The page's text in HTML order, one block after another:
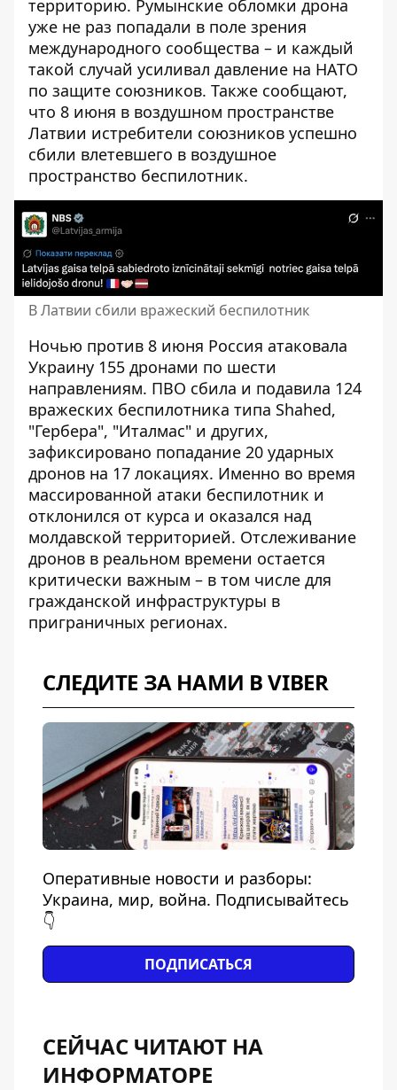
территорию. Румынские обломки дрона
уже не раз попадали в поле зрения
международного сообщества – и каждый
такой случай усиливал давление на НАТО
по защите союзников. Также сообщают,
что 8 июня в воздушном пространстве
Латвии истребители союзников успешно
сбили влетевшего в воздушное
пространство беспилотник.
В Латвии сбили вражеский беспилотник
Ночью против 8 июня Россия атаковала
Украину 155 дронами по шести
направлениям. ПВО сбила и подавила 124
вражеских беспилотника типа Shahed,
"Гербера", "Италмас" и других,
зафиксировано попадание 20 ударных
дронов на 17 локациях. Именно во время
массированной атаки беспилотник и
отклонился от курса и оказался над
молдавской территорией. Отслеживание
дронов в реальном времени остается
критически важным – в том числе для
гражданской инфраструктуры в
приграничных регионах.
СЛЕДИТЕ ЗА НАМИ В VIBER
Оперативные новости и разборы:
Украина, мир, война. Подписывайтесь
👇
ПОДПИСАТЬСЯ
СЕЙЧАС ЧИТАЮТ НА
ИНФОРМАТОРЕ